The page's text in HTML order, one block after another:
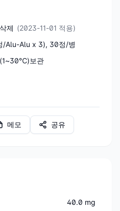
삭제 (2023-11-01 적용)
/Alu-Alu x 3), 30정/병
(1~30℃)보관
메모 공유
40.0 mg